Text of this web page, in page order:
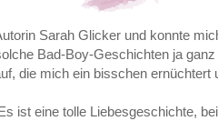
Sarah Glicker und konnte
Bad-Boy-Geschichten ja
die mich ein bisschen
ist eine tolle Liebesgeschichte,